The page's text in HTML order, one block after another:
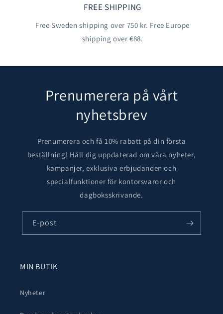
FREE SHIPPING
Free Sweden shipping over 750 kr. Free Europe
shipping over €88.
Prenumerera på vårt
nyhetsbrev
Prenumerera och få 10% rabatt på din första
beställning! Håll dig uppdaterad om våra nyheter,
kampanjer, exklusiva erbjudanden och
specialfunktioner för kontorsvaror och
dagboksskrivande.
E-post
MIN BUTIK
Nyheter